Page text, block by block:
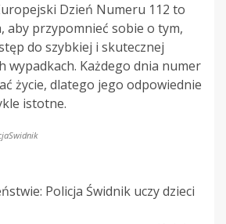
Dzień Numeru 112 to
aby przypomnieć sobie o tym,
do szybkiej i skutecznej
wypadkach. Każdego dnia numer
życie, dlatego jego odpowiednie
istotne.
Policja Świdnik uczy dzieci